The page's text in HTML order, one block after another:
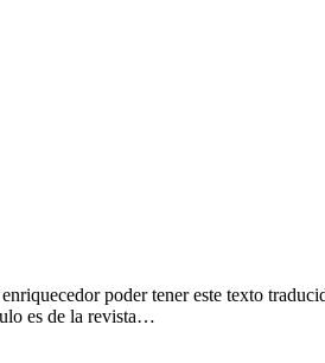
poder tener este texto
es de la revista…